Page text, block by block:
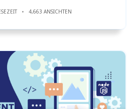
4,663 ANSICHTEN